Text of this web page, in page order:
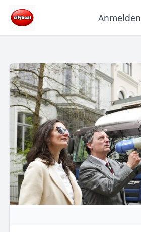
Anmelden